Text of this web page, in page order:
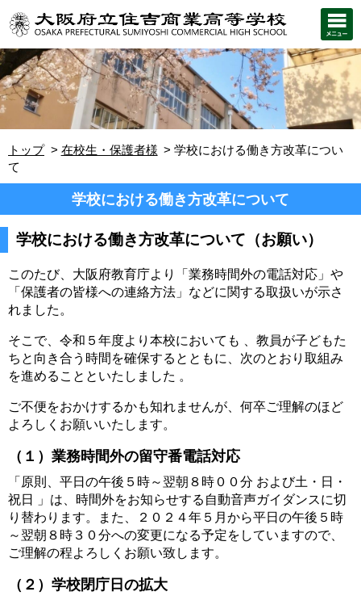
トップ 在校生・保護者様
学校における働き方改革につい
て
学校における働き方改革について
学校における働き方改革について（お願い）
このたび、大阪府教育庁より「業務時間外の電話対応」や
「保護者の皆様への連絡方法」などに関する取扱いが示さ
れました。
そこで、令和５年度より本校においても 、教員が子どもた
ちと向き合う時間を確保するとともに、次のとおり取組み
を進めることといたしました 。
ご不便をおかけするかも知れませんが、何卒ご理解のほど
よろしくお願いいたします。
（１）業務時間外の留守番電話対応
「原則、平日の午後５時～翌朝８時００分 および土・日・
祝日 」は、時間外をお知らせする自動音声ガイダンスに切
り替わります。また、２０２４年５月から平日の午後５時
～翌朝８時３０分への変更になる予定をしていますので、
ご理解の程よろしくお願い致します。
（２）学校閉庁日の拡大